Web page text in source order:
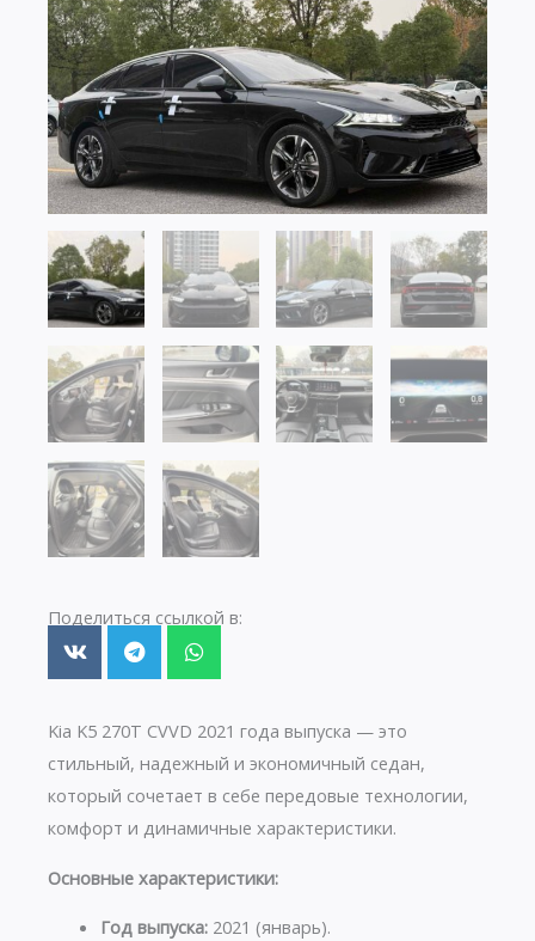
Поделиться ссылкой в:
Kia K5 270T CVVD 2021 года выпуска — это
стильный, надежный и экономичный седан,
который сочетает в себе передовые технологии,
комфорт и динамичные характеристики.
Основные характеристики:
Год выпуска:2021 (январь).